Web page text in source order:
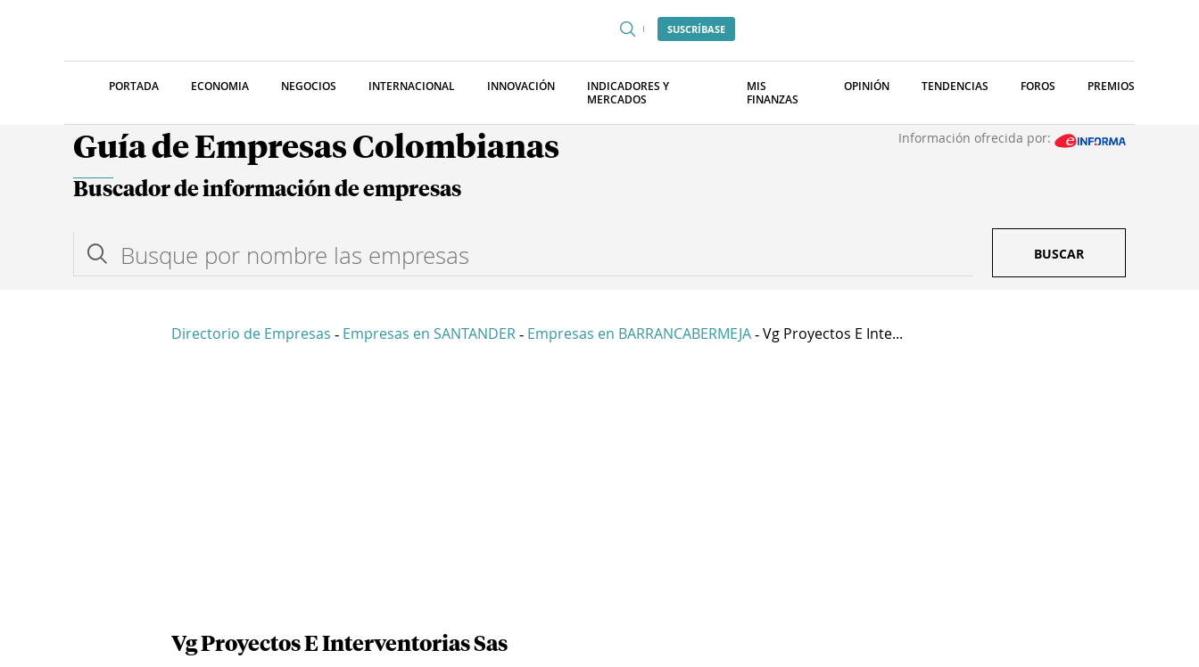
SUSCRÍBASE
PORTADA ECONOMIA NEGOCIOS INTERNACIONAL INNOVACIÓN
INDICADORES Y
MERCADOS
MIS
FINANZAS
OPINIÓN TENDENCIAS FOROS PREMIOS
Guía de Empresas Colombianas Información ofrecida por:
Buscador de información de empresas
BUSCAR
Directorio de Empresas - Empresas en SANTANDER - Empresas en BARRANCABERMEJA - Vg Proyectos E Inte...
Vg Proyectos E Interventorias Sas